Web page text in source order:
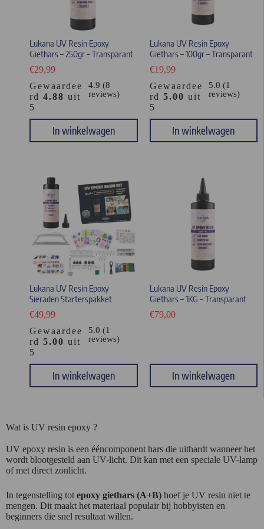
Lukana UV Resin Epoxy
Giethars – 250gr – Transparant
€29,99
Gewaardee
rd 4.88 uit
5
4.9 (8
reviews)
In winkelwagen
Lukana UV Resin Epoxy
Giethars – 100gr – Transparant
€19,99
Gewaardee
rd 5.00 uit
5
5.0 (1
reviews)
In winkelwagen
Lukana UV Resin Epoxy
Sieraden Starterspakket
€49,99
Gewaardee
rd 5.00 uit
5
5.0 (1
reviews)
In winkelwagen
Lukana UV Resin Epoxy
Giethars – 1KG – Transparant
€79,00
In winkelwagen
Wat is UV resin epoxy ?
UV epoxy resin is een ééncomponent hars die uithardt wanneer het
wordt blootgesteld aan UV-licht. Dit kan met een speciale UV-lamp
of met direct zonlicht.
In tegenstelling tot epoxy giethars (A+B) hoef je UV resin niet te
mengen. Dit maakt het materiaal populair bij hobbyisten en
beginners die snel resultaat willen.